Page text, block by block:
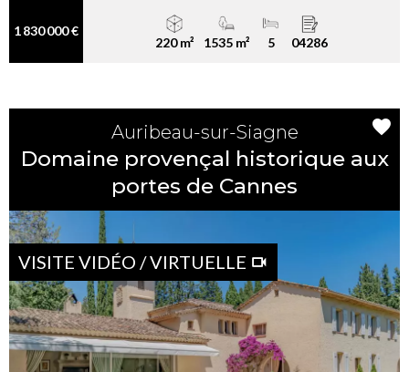
1 830 000 €
220 m² 1535 m² 5 04286
Auribeau-sur-Siagne
Domaine provençal historique aux
portes de Cannes
VISITE VIDÉO / VIRTUELLE